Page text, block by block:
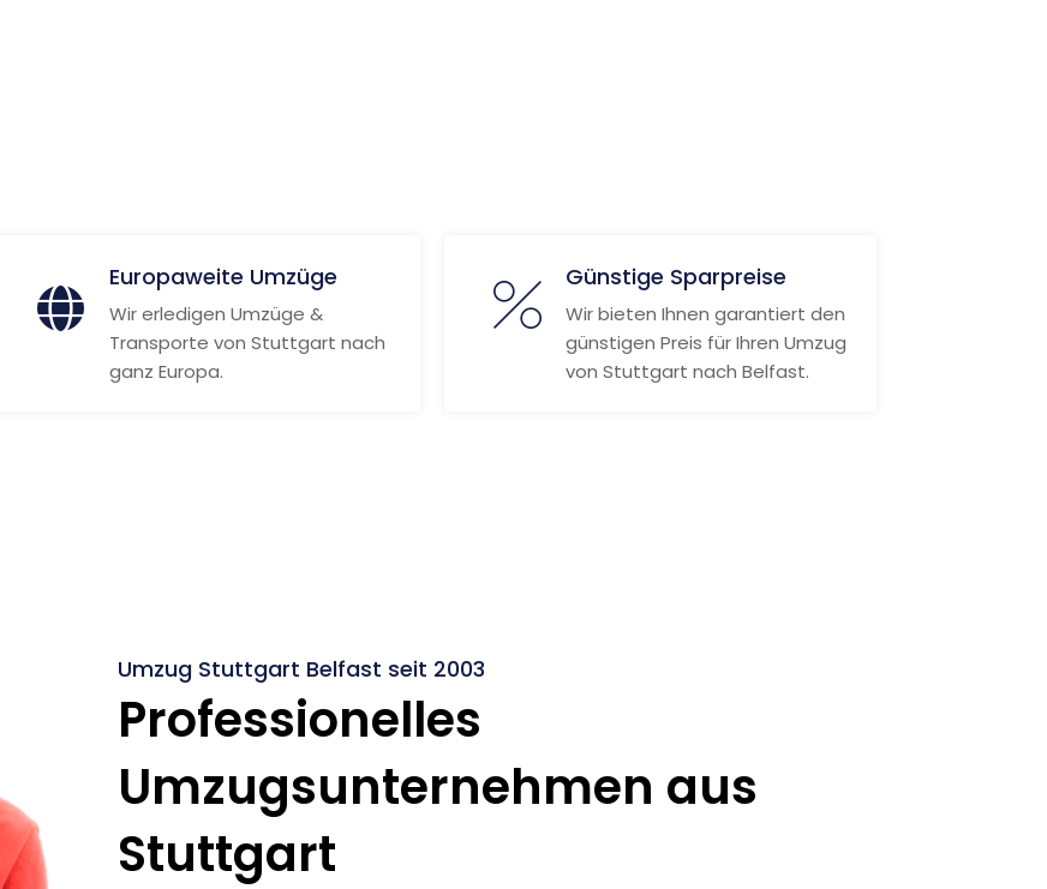
Europaweite Umzüge
Wir erledigen Umzüge &
Transporte von Stuttgart nach
ganz Europa.
Günstige Sparpreise
Wir bieten Ihnen garantiert den
günstigen Preis für Ihren Umzug
von Stuttgart nach Belfast.
Umzug Stuttgart Belfast seit 2003
Professionelles
Umzugsunternehmen aus
Stuttgart